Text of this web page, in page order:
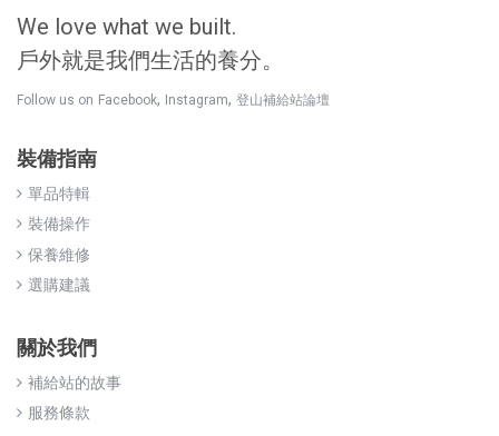
We love what we built.
戶外就是我們生活的養分。
Follow us on Facebook, Instagram, 登山補給站論壇
裝備指南
單品特輯
裝備操作
保養維修
選購建議
關於我們
補給站的故事
服務條款